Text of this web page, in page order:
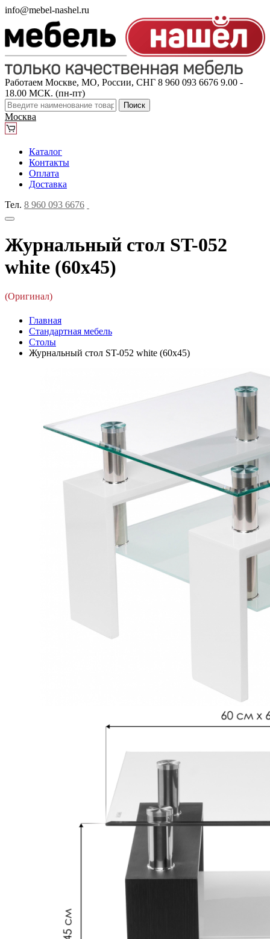
info@mebel-nashel.ru
Работаем Москве, МО, России, СНГ 8 960 093 6676 9.00 -
18.00 МСК. (пн-пт)
Поиск
Москва
Каталог
Контакты
Оплата
Доставка
Тел. 8 960 093 6676
Журнальный стол ST-052
white (60x45)
(Оригинал)
Главная
Стандартная мебель
Столы
Журнальный стол ST-052 white (60x45)